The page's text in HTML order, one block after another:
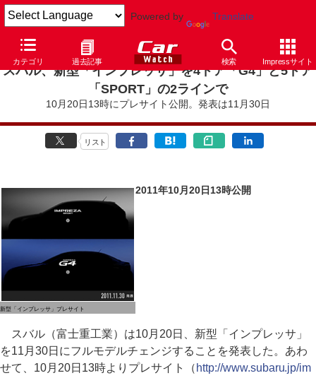
Powered by Translate
カテゴリ 過去記事 検索 Impressサイト
スバル、新型「インプレッサ」を4ドア「G4」と5ドア
「SPORT」の2ラインで
10月20日13時にプレサイト公開。発表は11月30日
リスト
新型「インプレッサ」プレサイト
2011年10月20日13時公開
スバル（富士重工業）は10月20日、新型「インプレッサ」
を11月30日にフルモデルチェンジすることを発表した。あわ
せて、10月20日13時よりプレサイト（ http://www.subaru.jp/im